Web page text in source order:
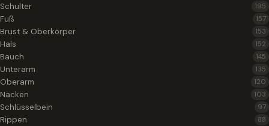
Schulter 195
Fuß 157
Brust & Oberkörper 153
Hals 152
Bauch 145
Unterarm 135
Oberarm 120
Nacken 103
Schlüsselbein 97
Rippen 88